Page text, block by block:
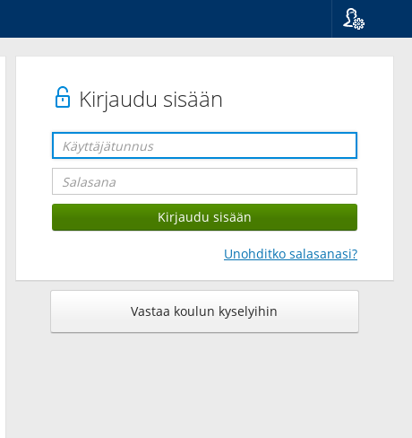
Kirjaudu sisään
Unohditko salasanasi?
Vastaa koulun kyselyihin